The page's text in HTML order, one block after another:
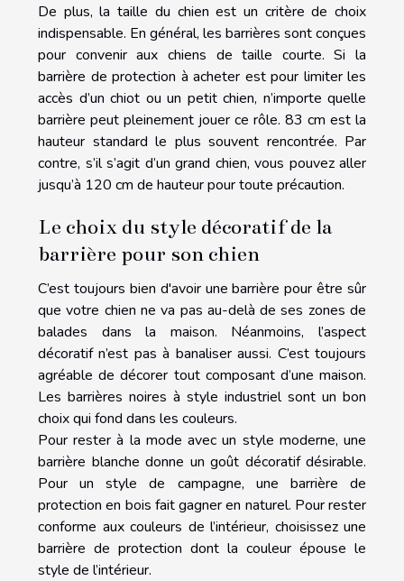
De plus, la taille du chien est un critère de choix
indispensable. En général, les barrières sont conçues
pour convenir aux chiens de taille courte. Si la
barrière de protection à acheter est pour limiter les
accès d’un chiot ou un petit chien, n’importe quelle
barrière peut pleinement jouer ce rôle. 83 cm est la
hauteur standard le plus souvent rencontrée. Par
contre, s’il s’agit d’un grand chien, vous pouvez aller
jusqu’à 120 cm de hauteur pour toute précaution.
Le choix du style décoratif de la
barrière pour son chien
C’est toujours bien d'avoir une barrière pour être sûr
que votre chien ne va pas au-delà de ses zones de
balades dans la maison. Néanmoins, l’aspect
décoratif n’est pas à banaliser aussi. C’est toujours
agréable de décorer tout composant d’une maison.
Les barrières noires à style industriel sont un bon
choix qui fond dans les couleurs.
Pour rester à la mode avec un style moderne, une
barrière blanche donne un goût décoratif désirable.
Pour un style de campagne, une barrière de
protection en bois fait gagner en naturel. Pour rester
conforme aux couleurs de l’intérieur, choisissez une
barrière de protection dont la couleur épouse le
style de l’intérieur.